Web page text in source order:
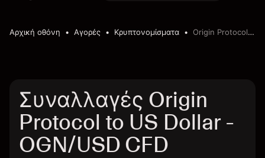
Αρχική οθόνη Αγορές Κρυπτονομίσματα Origin Protocol to US Dollar
Συναλλαγές Origin
Protocol to US Dollar -
OGN/USD CFD